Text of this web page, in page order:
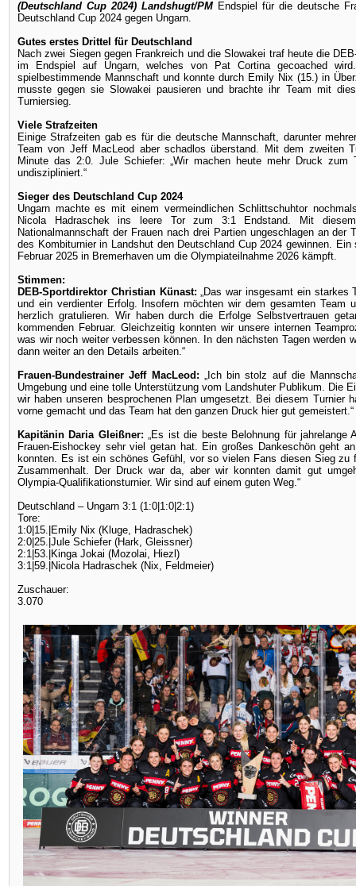
(Deutschland Cup 2024) Landshugt/PM Endspiel für die deutsche
Deutschland Cup 2024 gegen Ungarn.
Gutes erstes Drittel für Deutschland
Nach zwei Siegen gegen Frankreich und die Slowakei traf heute die
im Endspiel auf Ungarn, welches von Pat Cortina gecoached
spielbestimmende Mannschaft und konnte durch Emily Nix (15.) in
musste gegen sie Slowakei pausieren und brachte ihr Team mit
Turniersieg.
Viele Strafzeiten
Einige Strafzeiten gab es für die deutsche Mannschaft, darunter
Team von Jeff MacLeod aber schadlos überstand. Mit dem zweiten
Minute das 2:0. Jule Schiefer: „Wir machen heute mehr Druck
undiszipliniert.“
Sieger des Deutschland Cup 2024
Ungarn machte es mit einem vermeindlichen Schlittschuhtor
Nicola Hadraschek ins leere Tor zum 3:1 Endstand. Mit
Nationalmannschaft der Frauen nach drei Partien ungeschlagen an der
des Kombiturnier in Landshut den Deutschland Cup 2024 gewinnen.
Februar 2025 in Bremerhaven um die Olympiateilnahme 2026 kämpft.
Stimmen:
DEB-Sportdirektor Christian Künast:„Das war insgesamt ein starkes
und ein verdienter Erfolg. Insofern möchten wir dem gesamten Team
herzlich gratulieren. Wir haben durch die Erfolge Selbstvertrauen
kommenden Februar. Gleichzeitig konnten wir unsere internen
was wir noch weiter verbessen können. In den nächsten Tagen werden
dann weiter an den Details arbeiten.“
Frauen-Bundestrainer Jeff MacLeod: „Ich bin stolz auf die
Umgebung und eine tolle Unterstützung vom Landshuter Publikum. Die
wir haben unseren besprochenen Plan umgesetzt. Bei diesem Turnier
vorne gemacht und das Team hat den ganzen Druck hier gut gemeistert.“
Kapitänin Daria Gleißner: „Es ist die beste Belohnung für
Frauen-Eishockey sehr viel getan hat. Ein großes Dankeschön geht
konnten. Es ist ein schönes Gefühl, vor so vielen Fans diesen Sieg zu
Zusammenhalt. Der Druck war da, aber wir konnten damit gut
Olympia-Qualifikationsturnier. Wir sind auf einem guten Weg.“
Deutschland – Ungarn 3:1 (1:0|1:0|2:1)
Tore:
1:0|15.|Emily Nix (Kluge, Hadraschek)
2:0|25.|Jule Schiefer (Hark, Gleissner)
2:1|53.|Kinga Jokai (Mozolai, Hiezl)
3:1|59.|Nicola Hadraschek (Nix, Feldmeier)
Zuschauer:
3.070